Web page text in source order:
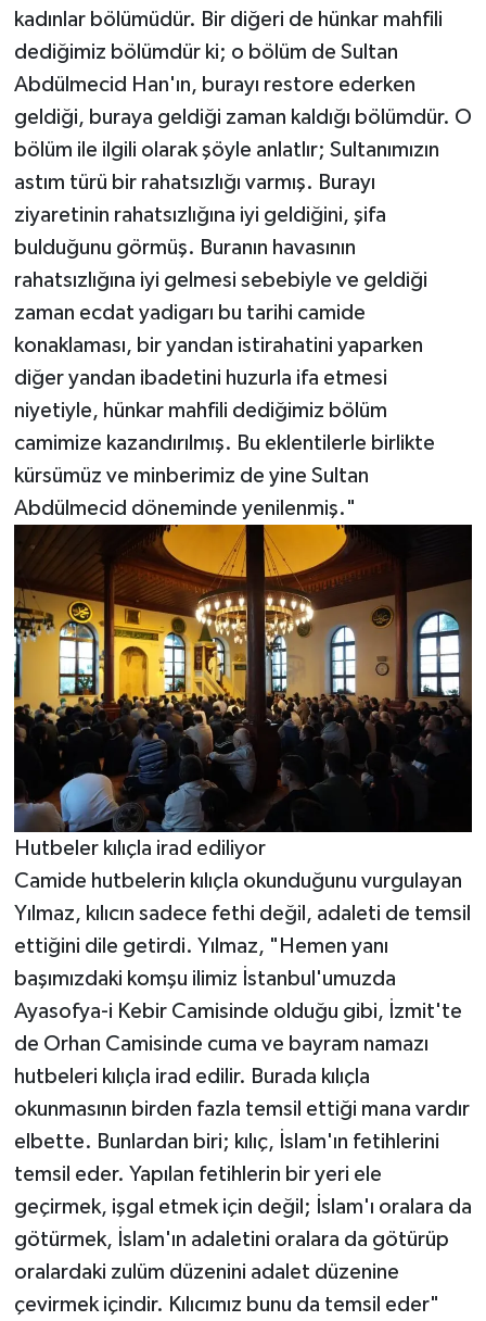
kadınlar bölümüdür. Bir diğeri de hünkar mahfili
dediğimiz bölümdür ki; o bölüm de Sultan
Abdülmecid Han'ın, burayı restore ederken
geldiği, buraya geldiği zaman kaldığı bölümdür. O
bölüm ile ilgili olarak şöyle anlatlır; Sultanımızın
astım türü bir rahatsızlığı varmış. Burayı
ziyaretinin rahatsızlığına iyi geldiğini, şifa
bulduğunu görmüş. Buranın havasının
rahatsızlığına iyi gelmesi sebebiyle ve geldiği
zaman ecdat yadigarı bu tarihi camide
konaklaması, bir yandan istirahatini yaparken
diğer yandan ibadetini huzurla ifa etmesi
niyetiyle, hünkar mahfili dediğimiz bölüm
camimize kazandırılmış. Bu eklentilerle birlikte
kürsümüz ve minberimiz de yine Sultan
Abdülmecid döneminde yenilenmiş."
Hutbeler kılıçla irad ediliyor
Camide hutbelerin kılıçla okunduğunu vurgulayan
Yılmaz, kılıcın sadece fethi değil, adaleti de temsil
ettiğini dile getirdi. Yılmaz, "Hemen yanı
başımızdaki komşu ilimiz İstanbul'umuzda
Ayasofya-i Kebir Camisinde olduğu gibi, İzmit'te
de Orhan Camisinde cuma ve bayram namazı
hutbeleri kılıçla irad edilir. Burada kılıçla
okunmasının birden fazla temsil ettiği mana vardır
elbette. Bunlardan biri; kılıç, İslam'ın fetihlerini
temsil eder. Yapılan fetihlerin bir yeri ele
geçirmek, işgal etmek için değil; İslam'ı oralara da
götürmek, İslam'ın adaletini oralara da götürüp
oralardaki zulüm düzenini adalet düzenine
çevirmek içindir. Kılıcımız bunu da temsil eder"